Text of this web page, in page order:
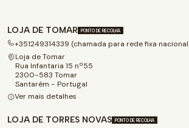
LOJA DE TOMAR PONTO DE RECOLHA
+351249314339 (chamada para rede fixa
Loja de Tomar
Rua Infantaria 15 nº55
2300-583 Tomar
Santarém - Portugal
Ver mais detalhes
LOJA DE TORRES NOVAS PONTO DE RECOLHA